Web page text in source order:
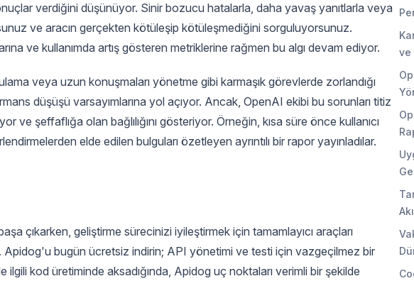
verdiğini düşünüyor. Sinir bozucu hatalarla, daha yavaş yanıtlarla veya
ve aracın gerçekten kötüleşip kötüleşmediğini sorguluyorsunuz.
ve kullanımda artış gösteren metriklerine rağmen bu algı devam ediyor.
veya uzun konuşmaları yönetme gibi karmaşık görevlerde zorlandığı
düşüşü varsayımlarına yol açıyor. Ancak, OpenAI ekibi bu sorunları titiz
ve şeffaflığa olan bağlılığını gösteriyor. Örneğin, kısa süre önce kullanıcı
elde edilen bulguları özetleyen ayrıntılı bir rapor yayınladılar.
çıkarken, geliştirme sürecinizi iyileştirmek için tamamlayıcı araçları
Apidog'u bugün ücretsiz indirin; API yönetimi ve testi için vazgeçilmez bir
ilgili kod üretiminde aksadığında, Apidog uç noktaları verimli bir şekilde
ve